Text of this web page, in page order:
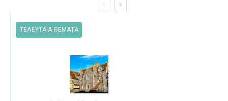
ΤΕΛΕΥΤΑΙΑ ΘΕΜΑΤΑ